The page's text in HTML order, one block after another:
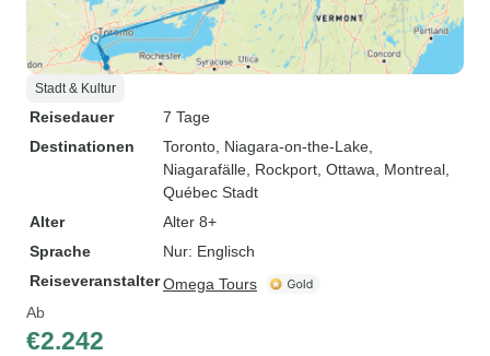
Stadt & Kultur
Reisedauer
7 Tage
Destinationen
Toronto , Niagara-on-the-Lake
Niagarafälle , Rockport , Ottawa , Montreal
Québec Stadt
Alter
Alter 8+
Sprache
Nur: Englisch
ReiseveranstalterOmega Tours
Ab
€2.242